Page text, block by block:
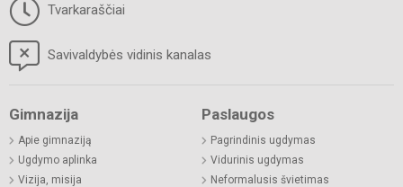
Tvarkaraščiai
Savivaldybės vidinis kanalas
Gimnazija
Apie gimnaziją
Ugdymo aplinka
Vizija, misija
Paslaugos
Pagrindinis ugdymas
Vidurinis ugdymas
Neformalusis švietimas